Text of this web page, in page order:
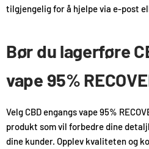
tilgjengelig for å hjelpe via e-post
Bør du lagerføre
vape 95%
Velg CBD engangs vape 95%
produkt som vil forbedre dine
dine kunder. Opplev kvaliteten og